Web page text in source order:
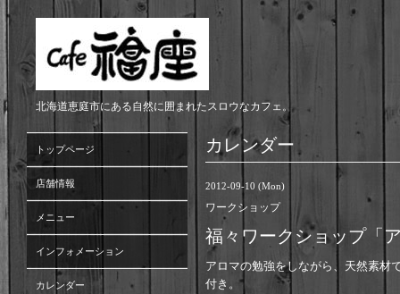
北海道恵庭市にある自然に囲まれたスロウなカフェ。
カレンダー
2012-09-10 (Mon)
ワークショップ
福々ワークショップ「
アロマの勉強をしながら、天然素材
付き。
トップページ
店舗情報
メニュー
インフォメーション
カレンダー